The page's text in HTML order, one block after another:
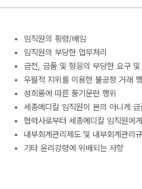
임직원의 횡령/배임
임직원의 부당한 업무처리
금전, 금품 및 향응의 부당한 요구 및
우월적 지위를 이용한 불공정 거래 행
성희롱에 따른 풍기문란 행위
세종메디칼 임직원이 본의 아니게
협력사로부터 세종메디칼 임직원에
내부회계관리제도 및 내부회계관리
기타 윤리강령에 위배되는 사항